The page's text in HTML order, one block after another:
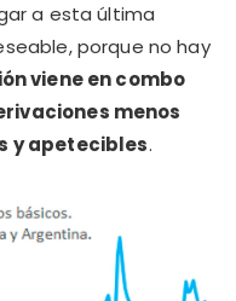
a esta última
porque no hay
viene en combo
menos
y apetecibles.